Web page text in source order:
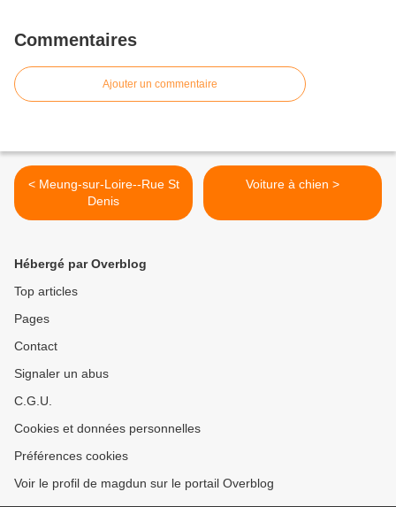
Commentaires
Ajouter un commentaire
< Meung-sur-Loire--Rue St
Denis
Voiture à chien >
Hébergé par Overblog
Top articles
Pages
Contact
Signaler un abus
C.G.U.
Cookies et données personnelles
Préférences cookies
Voir le profil de magdun sur le portail Overblog